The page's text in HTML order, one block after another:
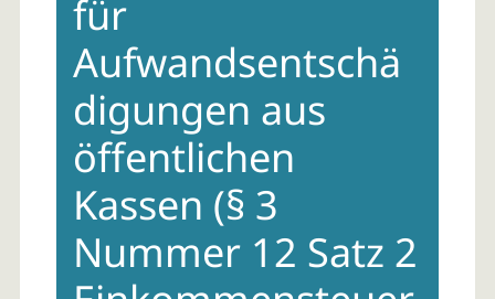
für
Aufwandsentschä
digungen aus
öffentlichen
Kassen (§ 3
Nummer 12 Satz 2